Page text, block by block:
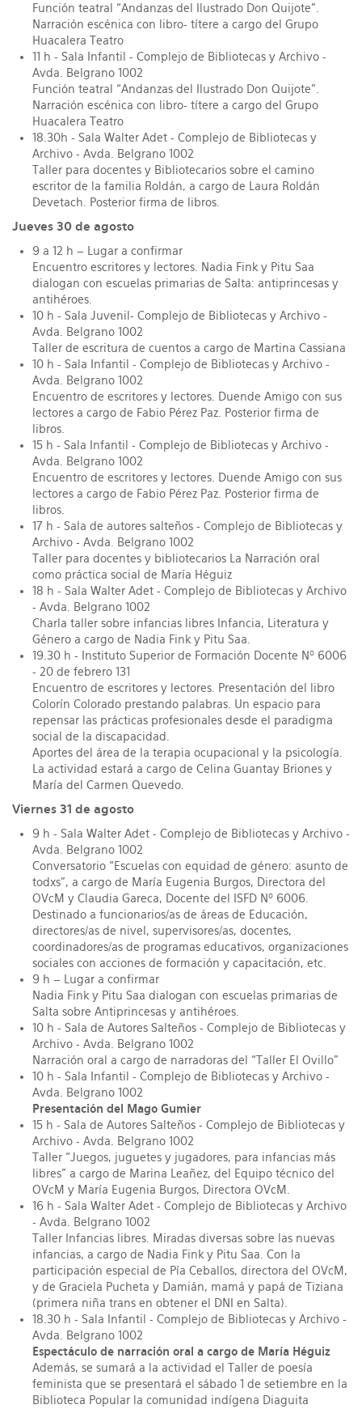
Función teatral “Andanzas del Ilustrado Don Quijote".
Narración escénica con libro- títere a cargo del Grupo
Huacalera Teatro
11 h - Sala Infantil - Complejo de Bibliotecas y Archivo -
Avda. Belgrano 1002
Función teatral “Andanzas del Ilustrado Don Quijote".
Narración escénica con libro- títere a cargo del Grupo
Huacalera Teatro
18.30h - Sala Walter Adet - Complejo de Bibliotecas y
Archivo - Avda. Belgrano 1002
Taller para docentes y Bibliotecarios sobre el camino
escritor de la familia Roldán, a cargo de Laura Roldán
Devetach. Posterior firma de libros.
Jueves 30 de agosto
9 a 12 h – Lugar a confirmar
Encuentro escritores y lectores. Nadia Fink y Pitu Saa
dialogan con escuelas primarias de Salta: antiprincesas y
antihéroes.
10 h - Sala Juvenil- Complejo de Bibliotecas y Archivo -
Avda. Belgrano 1002
Taller de escritura de cuentos a cargo de Martina Cassiana
10 h - Sala Infantil - Complejo de Bibliotecas y Archivo -
Avda. Belgrano 1002
Encuentro de escritores y lectores. Duende Amigo con sus
lectores a cargo de Fabio Pérez Paz. Posterior firma de
libros.
15 h - Sala Infantil - Complejo de Bibliotecas y Archivo -
Avda. Belgrano 1002
Encuentro de escritores y lectores. Duende Amigo con sus
lectores a cargo de Fabio Pérez Paz. Posterior firma de
libros.
17 h - Sala de autores salteños - Complejo de Bibliotecas y
Archivo - Avda. Belgrano 1002
Taller para docentes y bibliotecarios La Narración oral
como práctica social de María Héguiz
18 h - Sala Walter Adet - Complejo de Bibliotecas y Archivo
- Avda. Belgrano 1002
Charla taller sobre infancias libres Infancia, Literatura y
Género a cargo de Nadia Fink y Pitu Saa.
19.30 h - Instituto Superior de Formación Docente Nº 6006
- 20 de febrero 131
Encuentro de escritores y lectores. Presentación del libro
Colorín Colorado prestando palabras. Un espacio para
repensar las prácticas profesionales desde el paradigma
social de la discapacidad.
Aportes del área de la terapia ocupacional y la psicología.
La actividad estará a cargo de Celina Guantay Briones y
María del Carmen Quevedo.
Viernes 31 de agosto
9 h - Sala Walter Adet - Complejo de Bibliotecas y Archivo -
Avda. Belgrano 1002
Conversatorio “Escuelas con equidad de género: asunto de
todxs”, a cargo de María Eugenia Burgos, Directora del
OVcM y Claudia Gareca, Docente del ISFD Nº 6006.
Destinado a funcionarios/as de áreas de Educación,
directores/as de nivel, supervisores/as, docentes,
coordinadores/as de programas educativos, organizaciones
sociales con acciones de formación y capacitación, etc.
9 h – Lugar a confirmar
Nadia Fink y Pitu Saa dialogan con escuelas primarias de
Salta sobre Antiprincesas y antihéroes.
10 h - Sala de Autores Salteños - Complejo de Bibliotecas y
Archivo - Avda. Belgrano 1002
Narración oral a cargo de narradoras del “Taller El Ovillo”
10 h - Sala Infantil - Complejo de Bibliotecas y Archivo -
Avda. Belgrano 1002
Presentación del Mago Gumier
15 h - Sala de Autores Salteños - Complejo de Bibliotecas y
Archivo - Avda. Belgrano 1002
Taller “Juegos, juguetes y jugadores, para infancias más
libres” a cargo de Marina Leañez, del Equipo técnico del
OVcM y María Eugenia Burgos, Directora OVcM.
16 h - Sala Walter Adet - Complejo de Bibliotecas y Archivo
- Avda. Belgrano 1002
Taller Infancias libres. Miradas diversas sobre las nuevas
infancias, a cargo de Nadia Fink y Pitu Saa. Con la
participación especial de Pía Ceballos, directora del OVcM,
y de Graciela Pucheta y Damián, mamá y papá de Tiziana
(primera niña trans en obtener el DNI en Salta).
18.30 h - Sala Infantil - Complejo de Bibliotecas y Archivo -
Avda. Belgrano 1002
Espectáculo de narración oral a cargo de María Héguiz
Además, se sumará a la actividad el Taller de poesía
feminista que se presentará el sábado 1 de setiembre en la
Biblioteca Popular la comunidad indígena Diaguita